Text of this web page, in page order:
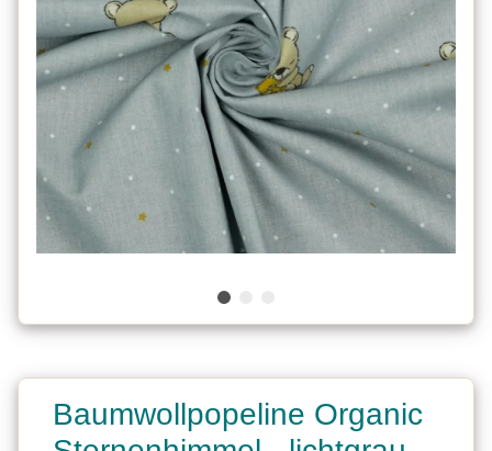
Baumwollpopeline Organic